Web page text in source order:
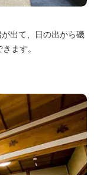
出て、日の出から磯
ます。